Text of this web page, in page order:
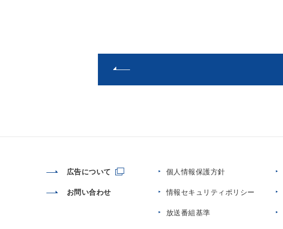
広告について
お問い合わせ
個人情報保護方針
情報セキュリティポリシー
放送番組基準